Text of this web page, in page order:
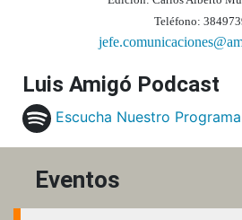
Teléfono:
Luis Amigó Podcast
Escucha Nuestro Programa
Eventos